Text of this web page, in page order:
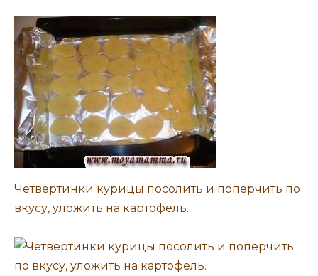
Четвертинки курицы посолить и поперчить по
вкусу, уложить на картофель.